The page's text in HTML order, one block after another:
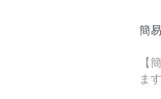
簡
【
ます